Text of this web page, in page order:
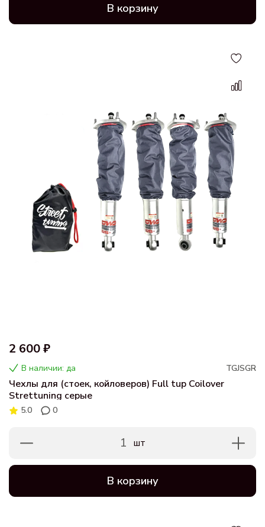
В корзину
2 600 ₽
В наличии: да TGJSGR
Чехлы для (стоек, койловеров) Full tup Coilover
Strettuning серые
5.0 0
1 шт
В корзину